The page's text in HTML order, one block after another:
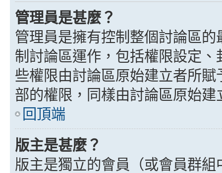
管理員是甚麼？
管理員是擁有控制整個討論區
制討論區運作，包括權限設定
些權限由討論區原始建立者所
部的權限，同樣由討論區原始建
回頂端
版主是甚麼？
版主是獨立的會員（或會員群